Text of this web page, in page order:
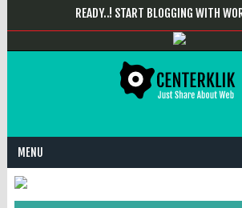
READY..! START BLOGGING WITH
MENU